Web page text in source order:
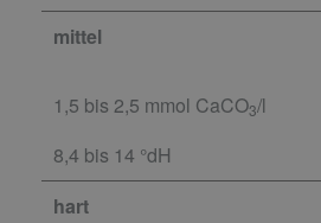
mittel
1,5 bis 2,5 mmol CaCO3/l
8,4 bis 14 °dH
hart